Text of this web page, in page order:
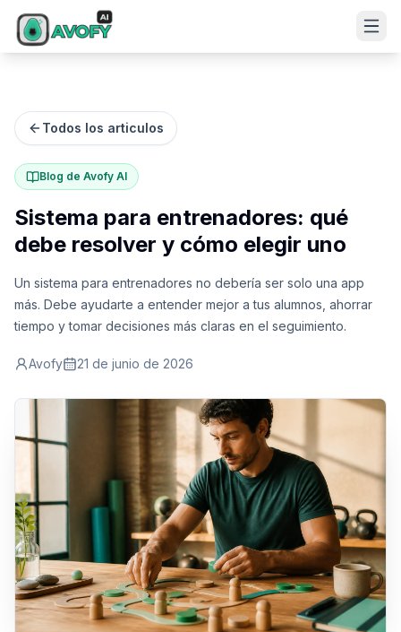
Todos los articulos
Blog de Avofy AI
Sistema para entrenadores: qué
debe resolver y cómo elegir uno
Un sistema para entrenadores no debería ser solo una app
más. Debe ayudarte a entender mejor a tus alumnos, ahorrar
tiempo y tomar decisiones más claras en el seguimiento.
Avofy 21 de junio de 2026